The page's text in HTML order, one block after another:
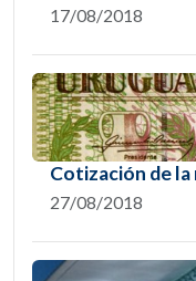
17/08/2018
Cotización de la
27/08/2018